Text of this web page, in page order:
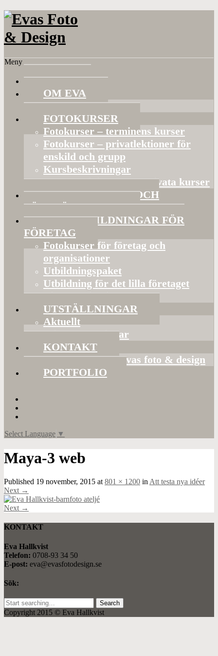
Meny
HEM
OM EVA
Referenser
FOTOKURSER
Fotokurser – terminens kurser
Fotokurser – privatlektioner för
enskild och grupp
Kursbeskrivningar
Gruppaktiviteter och privata kurser
BILDVISNINGAR OCH
FÖRELÄSNINGAR
FOTOUTBILDNINGAR FÖR
FÖRETAG
Fotokurser för företag och
organisationer
Utbildningspaket
Utbildning för det lilla företaget
Bildorganisering
UTSTÄLLNINGAR
Aktuellt
Mina utställningar
KONTAKT
Presentkort hos Evas foto & design
PORTFOLIO
Select Language ▼
Maya-3 web
Published 19 november, 2015 at 801 × 1200 in Att testa nya idéer
Next →
Next →
KONTAKT
Eva Hallkvist
Telefon: 0708-93 34 50
E-post: eva@evasfotodesign.se
Sök:
Search
for:
Copyright 2015 © Eva Hallkvist